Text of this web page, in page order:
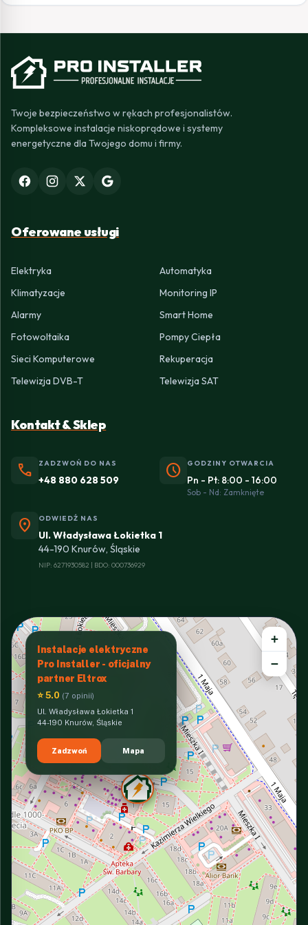
Twoje bezpieczeństwo w rękach profesjonalistów.
Kompleksowe instalacje niskoprądowe i systemy
energetyczne dla Twojego domu i firmy.
Oferowane usługi
Elektryka
Automatyka
Klimatyzacje
Monitoring IP
Alarmy
Smart Home
Fotowoltaika
Pompy Ciepła
Sieci Komputerowe
Rekuperacja
Telewizja DVB-T
Telewizja SAT
Kontakt & Sklep
phone ZADZWOŃ DO NAS
+48 880 628 509 schedule GODZINY OTWARCIA
Pn - Pt: 8:00 - 16:00
Sob - Nd: Zamknięte
location_on ODWIEDŹ NAS
Ul. Władysława Łokietka 1
44-190 Knurów, Śląskie
NIP: 6271930582 | BDO: 000736929
Instalacje elektryczne
Pro Installer - oficjalny
partner Eltrox
⭐ 5.0 (7 opinii)
Ul. Władysława Łokietka 1
44-190 Knurów, Śląskie
Zadzwoń Mapa
+
−